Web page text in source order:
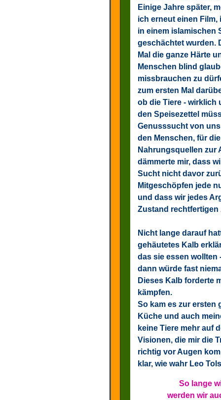
Einige Jahre später,
ich erneut einen Film,
in einem islamischen
geschächtet wurden.
Mal die ganze Härte
Menschen blind
missbrauchen zu
zum ersten Mal
ob die Tiere - wirklich
den Speisezettel
Genusssucht von
den Menschen, für
Nahrungsquellen zur
dämmerte mir, dass
Sucht nicht davor
Mitgeschöpfen jede
und dass wir jedes
Zustand rechtfertigen
Nicht lange darauf
gehäutetes Kalb
das sie essen wollten
dann würde fast
Dieses Kalb forderte
kämpfen.
So kam es zur ersten
Küche und auch
keine Tiere mehr auf
Visionen, die mir die
richtig vor Augen
klar, wie wahr Leo
So lange
werden wir